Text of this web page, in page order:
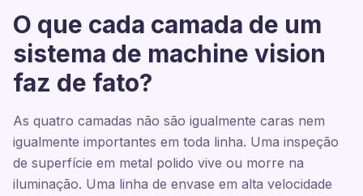
O que cada camada de um
sistema de machine vision
faz de fato?
As quatro camadas não são igualmente caras nem
igualmente importantes em toda linha. Uma inspeção
de superfície em metal polido vive ou morre na
iluminação. Uma linha de envase em alta velocidade